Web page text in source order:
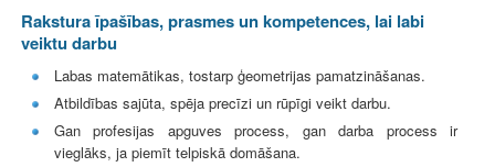
Rakstura īpašības, prasmes un kompetences, lai labi
veiktu darbu
Labas matemātikas, tostarp ģeometrijas pamatzināšanas.
Atbildības sajūta, spēja precīzi un rūpīgi veikt darbu.
Gan profesijas apguves process, gan darba process ir
vieglāks, ja piemīt telpiskā domāšana.